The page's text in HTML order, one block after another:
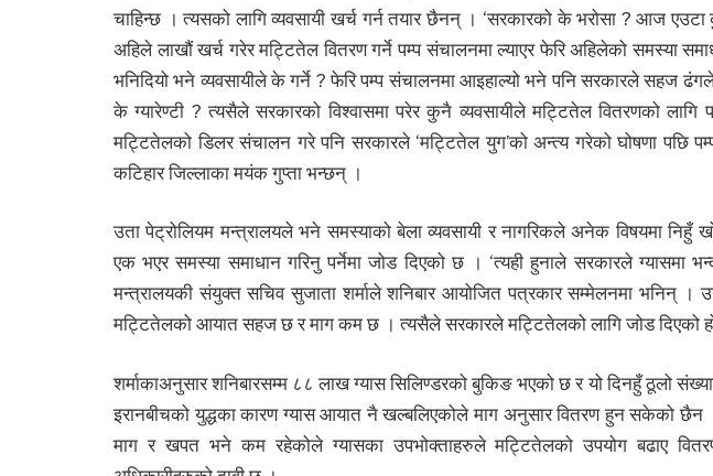
चाहिन्छ । त्यसको लागि व्यवसायी खर्च गर्न तयार छैनन् । ‘सरकारको के भरोसा ? आज एउटा
अहिले लाखौं खर्च गरेर मट्टितेल वितरण गर्ने पम्प संचालनमा ल्याएर फेरि अहिलेको समस्या
भनिदियो भने व्यवसायीले के गर्ने ? फेरि पम्प संचालनमा आइहाल्यो भने पनि सरकारले सहज
के ग्यारेण्टी ? त्यसैले सरकारको विश्वासमा परेर कुनै व्यवसायीले मट्टितेल वितरणको लागि
मट्टितेलको डिलर संचालन गरे पनि सरकारले ‘मट्टितेल युग’को अन्त्य गरेको घोषणा पछि पम्प
कटिहार जिल्लाका मयंक गुप्ता भन्छन् ।
उता पेट्रोलियम मन्त्रालयले भने समस्याको बेला व्यवसायी र नागरिकले अनेक विषयमा निहुँ
एक भएर समस्या समाधान गरिनु पर्नेमा जोड दिएको छ । ‘त्यही हुनाले सरकारले ग्यासमा
मन्त्रालयकी संयुक्त सचिव सुजाता शर्माले शनिबार आयोजित पत्रकार सम्मेलनमा भनिन् ।
मट्टितेलको आयात सहज छ र माग कम छ । त्यसैले सरकारले मट्टितेलको लागि जोड दिएको
शर्माकाअनुसार शनिबारसम्म ८८ लाख ग्यास सिलिण्डरको बुकिङ भएको छ र यो दिनहुँ ठूलो
इरानबीचको युद्धका कारण ग्यास आयात नै खल्बलिएकोले माग अनुसार वितरण हुन सकेको
माग र खपत भने कम रहेकोले ग्यासका उपभोक्ताहरुले मट्टितेलको उपयोग बढाए